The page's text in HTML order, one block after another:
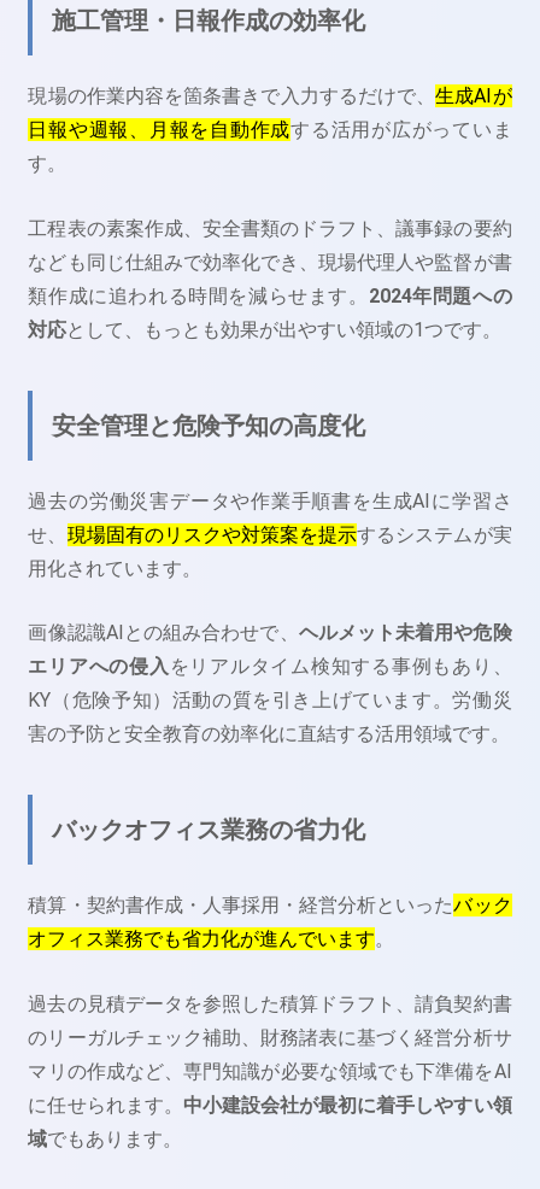
施工管理・日報作成の効率化
現場の作業内容を箇条書きで入力するだけで、生成AIが
日報や週報、月報を自動作成する活用が広がっていま
す。
工程表の素案作成、安全書類のドラフト、議事録の要約
なども同じ仕組みで効率化でき、現場代理人や監督が書
類作成に追われる時間を減らせます。 2024年問題への
対応として、もっとも効果が出やすい領域の1つです。
安全管理と危険予知の高度化
過去の労働災害データや作業手順書を生成AIに学習さ
せ、 現場固有のリスクや対策案を提示するシステムが実
用化されています。
画像認識AIとの組み合わせで、 ヘルメット未着用や危険
エリアへの侵入 をリアルタイム検知する事例もあり、
KY（危険予知）活動の質を引き上げています。労働災
害の予防と安全教育の効率化に直結する活用領域です。
バックオフィス業務の省力化
積算・契約書作成・人事採用・経営分析といったバック
オフィス業務でも省力化が進んでいます。
過去の見積データを参照した積算ドラフト、請負契約書
のリーガルチェック補助、財務諸表に基づく経営分析サ
マリの作成など、専門知識が必要な領域でも下準備をAI
に任せられます。 中小建設会社が最初に着手しやすい領
域でもあります。